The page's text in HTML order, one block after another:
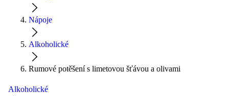
Nápoje
Alkoholické
Rumové potěšení s limetovou šťávou a olivami
Alkoholické